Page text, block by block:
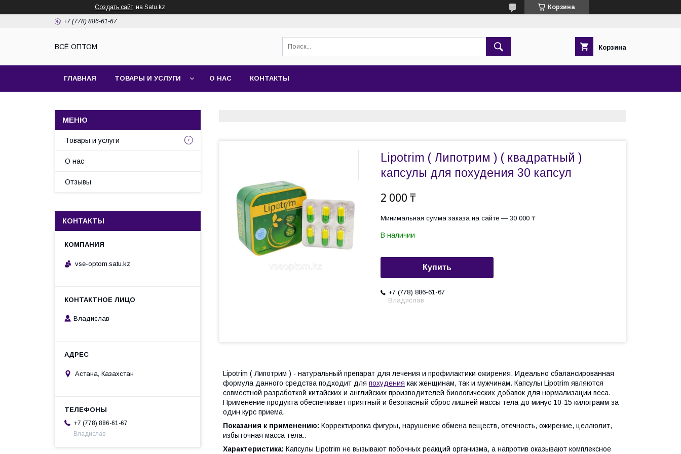
Создать сайт на Satu.kz Корзина
+7 (778) 886-61-67
ВСЁ ОПТОМ Корзина
ГЛАВНАЯ ТОВАРЫ И УСЛУГИ О НАС КОНТАКТЫ
Lipotrim ( Липотрим ) ( квадратный )
капсулы для похудения 30 капсул
2 000 ₸
Минимальная сумма заказа на сайте — 30 000 ₸
В наличии
Купить
+7 (778) 886-61-67
Владислав
Lipotrim ( Липотрим ) - натуральный препарат для лечения и профилактики ожирения. Идеально сбалансированная
формула данного средства подходит для похудения как женщинам, так и мужчинам. Капсулы Lipotrim являются
совместной разработкой китайских и английских производителей биологических добавок для нормализации веса.
Применение продукта обеспечивает приятный и безопасный сброс лишней массы тела до минус 10-15 килограмм за
один курс приема.
Показания к применению: Корректировка фигуры, нарушение обмена веществ, отечность, ожирение, целлюлит,
избыточная масса тела..
Характеристика: Капсулы Lipotrim не вызывают побочных реакций организма, а напротив оказывают комплексное
Товары и услуги
О нас
Отзывы
КОНТАКТЫ
vse-optom.satu.kz
Владислав
Астана, Казахстан
+7 (778) 886-61-67
Владислав